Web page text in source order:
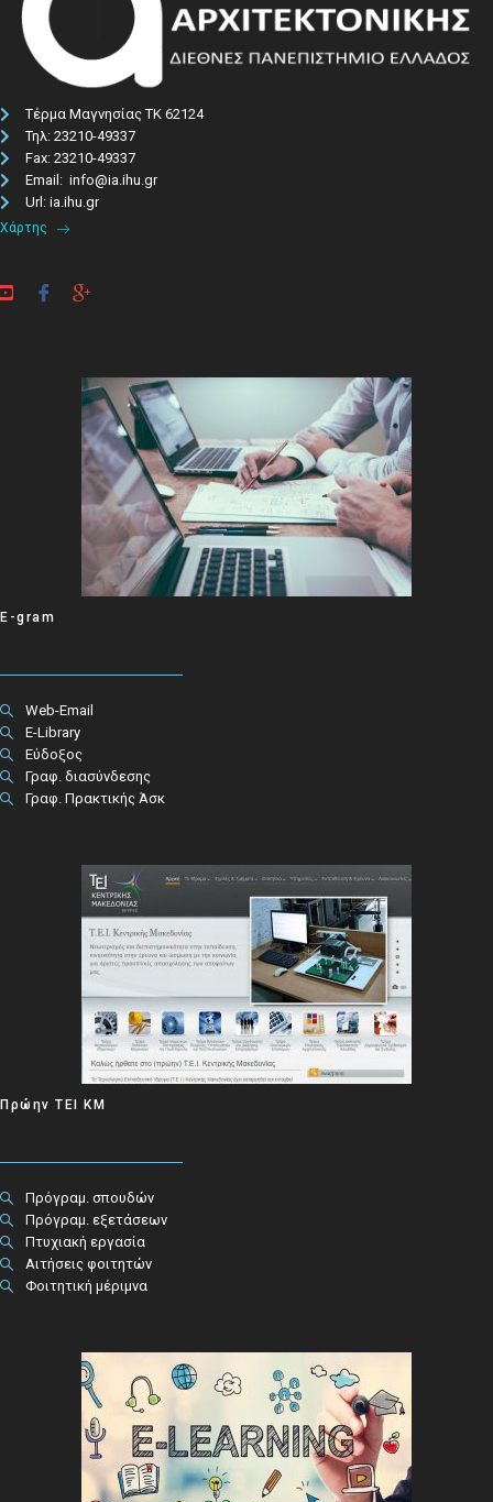
Τέρμα Μαγνησίας ΤΚ 62124
Τηλ: 23210-49337​
Fax: 23210-49337
Email: info@ia.ihu.gr
Url: ia.ihu.gr
Χάρτης
E-gram
Web-Email
E-Library
Εύδοξος
Γραφ. διασύνδεσης
Γραφ. Πρακτικής Άσκ
Πρώην ΤΕΙ ΚΜ
Πρόγραμ. σπουδών
Πρόγραμ. εξετάσεων
Πτυχιακή εργασία
Αιτήσεις φοιτητών
Φοιτητική μέριμνα